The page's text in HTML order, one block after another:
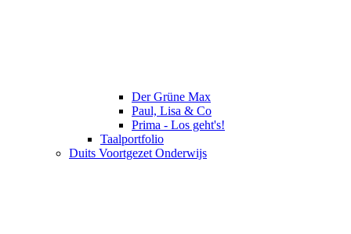
Der Grüne Max
Paul, Lisa & Co
Prima - Los geht's!
Taalportfolio
Duits Voortgezet Onderwijs